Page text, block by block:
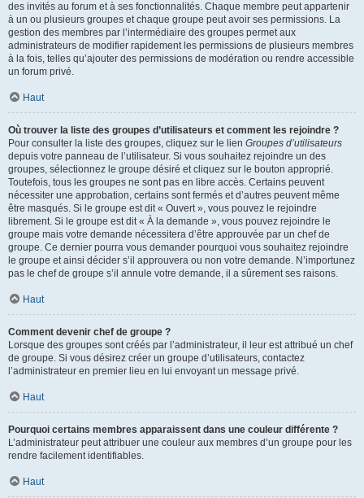
des invités au forum et à ses fonctionnalités. Chaque membre peut appartenir
à un ou plusieurs groupes et chaque groupe peut avoir ses permissions. La
gestion des membres par l’intermédiaire des groupes permet aux
administrateurs de modifier rapidement les permissions de plusieurs membres
à la fois, telles qu’ajouter des permissions de modération ou rendre accessible
un forum privé.
Haut
Où trouver la liste des groupes d’utilisateurs et comment les rejoindre ?
Pour consulter la liste des groupes, cliquez sur le lien Groupes d’utilisateurs
depuis votre panneau de l’utilisateur. Si vous souhaitez rejoindre un des
groupes, sélectionnez le groupe désiré et cliquez sur le bouton approprié.
Toutefois, tous les groupes ne sont pas en libre accès. Certains peuvent
nécessiter une approbation, certains sont fermés et d’autres peuvent même
être masqués. Si le groupe est dit « Ouvert », vous pouvez le rejoindre
librement. Si le groupe est dit « À la demande », vous pouvez rejoindre le
groupe mais votre demande nécessitera d’être approuvée par un chef de
groupe. Ce dernier pourra vous demander pourquoi vous souhaitez rejoindre
le groupe et ainsi décider s’il approuvera ou non votre demande. N’importunez
pas le chef de groupe s’il annule votre demande, il a sûrement ses raisons.
Haut
Comment devenir chef de groupe ?
Lorsque des groupes sont créés par l’administrateur, il leur est attribué un chef
de groupe. Si vous désirez créer un groupe d’utilisateurs, contactez
l’administrateur en premier lieu en lui envoyant un message privé.
Haut
Pourquoi certains membres apparaissent dans une couleur différente ?
L’administrateur peut attribuer une couleur aux membres d’un groupe pour les
rendre facilement identifiables.
Haut